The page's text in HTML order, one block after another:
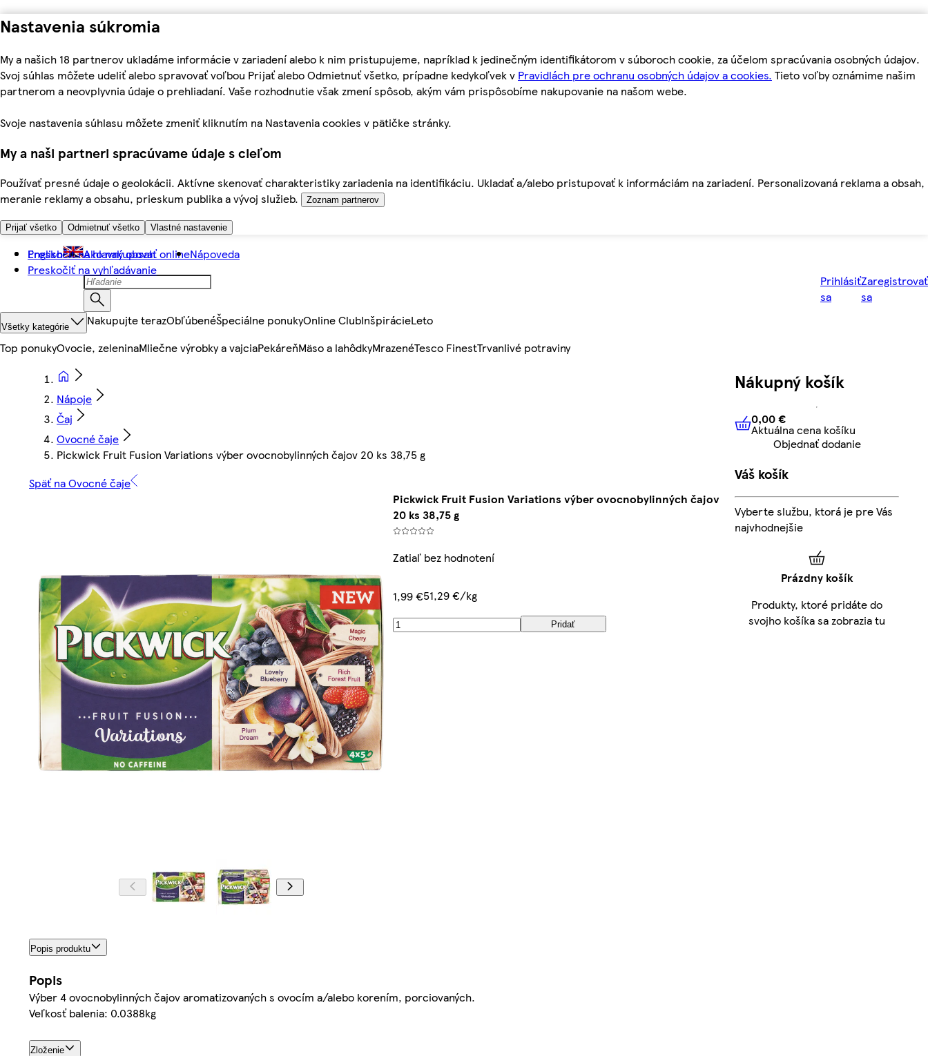
Nastavenia súkromia
My a našich 18 partnerov ukladáme informácie v zariadení alebo k nim pristupujeme, napríklad k jedinečným identifikátorom v súboroch cookie, za účelom spracúvania osobných údajov.
Svoj súhlas môžete udeliť alebo spravovať voľbou Prijať alebo Odmietnuť všetko, prípadne kedykoľvek v Pravidlách pre ochranu osobných údajov a cookies. Tieto voľby oznámime našim
partnerom a neovplyvnia údaje o prehliadaní. Vaše rozhodnutie však zmení spôsob, akým vám prispôsobíme nakupovanie na našom webe.
Svoje nastavenia súhlasu môžete zmeniť kliknutím na Nastavenia cookies v pätičke stránky.
My a naši partneri spracúvame údaje s cieľom
Používať presné údaje o geolokácii. Aktívne skenovať charakteristiky zariadenia na identifikáciu. Ukladať a/alebo pristupovať k informáciám na zariadení. Personalizovaná reklama a obsah,
meranie reklamy a obsahu, prieskum publika a vývoj služieb.
Zoznam partnerov
Prijať všetko Odmietnuť všetko Vlastné nastavenie
Preskočiť na hlavný obsah
Preskočiť na vyhľadávanie
English Ako nakupovať onlineNápoveda
Prihlásiť
sa
Zaregistrovať
sa
Všetky kategórie Nakupujte terazObľúbenéŠpeciálne ponukyOnline ClubInšpirácieLeto
Top ponukyOvocie, zeleninaMliečne výrobky a vajciaPekáreňMäso a lahôdkyMrazenéTesco FinestTrvanlivé potraviny
Nápoje
Čaj
Ovocné čaje
Pickwick Fruit Fusion Variations výber ovocnobylinných čajov 20 ks 38,75 g
Späť na Ovocné čaje
Pickwick Fruit Fusion Variations výber ovocnobylinných čajov
20 ks 38,75 g
Zatiaľ bez hodnotení
1,99 €51,29 €/kg
Pridať
Popis produktu
Popis
Výber 4 ovocnobylinných čajov aromatizovaných s ovocím a/alebo korením, porciovaných.
Veľkosť balenia: 0.0388kg
Zloženie
Nákupný košík
0,00 € Aktuálna cena košíku
0,00 €
Aktuálna cena košíku
Objednať dodanie
Váš košík
Vyberte službu, ktorá je pre Vás
najvhodnejšie
Prázdny košík
Produkty, ktoré pridáte do
svojho košíka sa zobrazia tu